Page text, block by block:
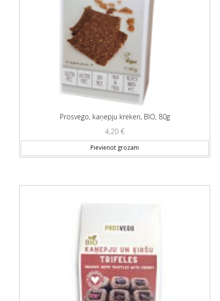
Prosvego, kaņepju krekeri, BIO, 80g
4,20 €
Pievienot grozam